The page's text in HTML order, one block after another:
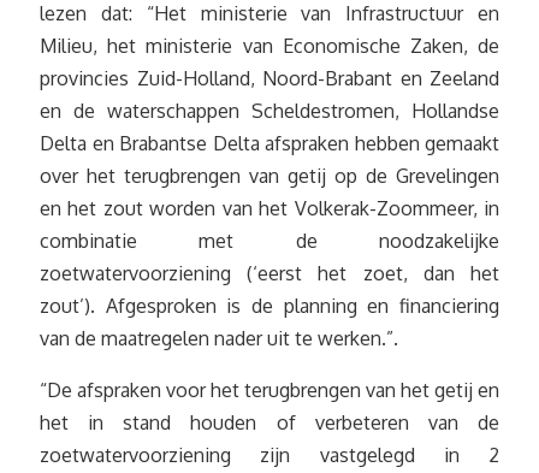
lezen dat: “Het ministerie van Infrastructuur en
Milieu, het ministerie van Economische Zaken, de
provincies Zuid-Holland, Noord-Brabant en Zeeland
en de waterschappen Scheldestromen, Hollandse
Delta en Brabantse Delta afspraken hebben gemaakt
over het terugbrengen van getij op de Grevelingen
en het zout worden van het Volkerak-Zoommeer, in
combinatie met de noodzakelijke
zoetwatervoorziening (‘eerst het zoet, dan het
zout’). Afgesproken is de planning en financiering
van de maatregelen nader uit te werken.”.
“De afspraken voor het terugbrengen van het getij en
het in stand houden of verbeteren van de
zoetwatervoorziening zijn vastgelegd in 2